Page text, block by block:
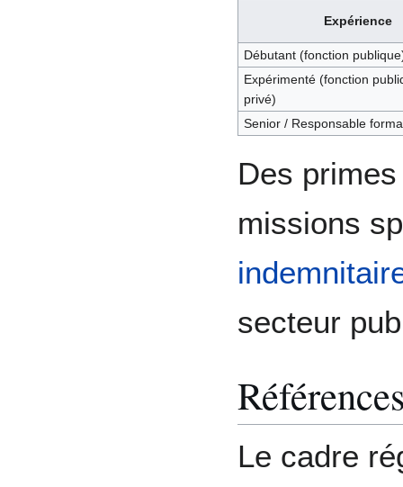
Expérience
Débutant (fonction
Expérimenté (fonction
privé)
Senior / Responsable
Des
missions
secteur
Le cadre